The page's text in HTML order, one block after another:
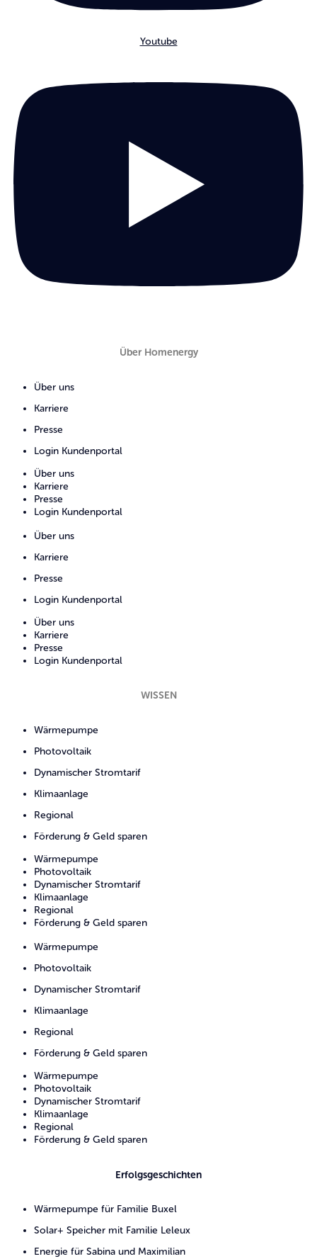
Youtube
Über Homenergy
Über uns
Karriere
Presse
Login Kundenportal
Über uns
Karriere
Presse
Login Kundenportal
Über uns
Karriere
Presse
Login Kundenportal
Über uns
Karriere
Presse
Login Kundenportal
WISSEN
Wärmepumpe
Photovoltaik
Dynamischer Stromtarif
Klimaanlage
Regional
Förderung & Geld sparen
Wärmepumpe
Photovoltaik
Dynamischer Stromtarif
Klimaanlage
Regional
Förderung & Geld sparen
Wärmepumpe
Photovoltaik
Dynamischer Stromtarif
Klimaanlage
Regional
Förderung & Geld sparen
Wärmepumpe
Photovoltaik
Dynamischer Stromtarif
Klimaanlage
Regional
Förderung & Geld sparen
Erfolgsgeschichten
Wärmepumpe für Familie Buxel
Solar+ Speicher mit Familie Leleux
Energie für Sabina und Maximilian